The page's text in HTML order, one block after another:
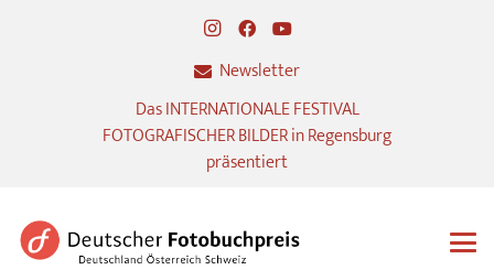
Newsletter
Das INTERNATIONALE FESTIVAL
FOTOGRAFISCHER BILDER in Regensburg
präsentiert